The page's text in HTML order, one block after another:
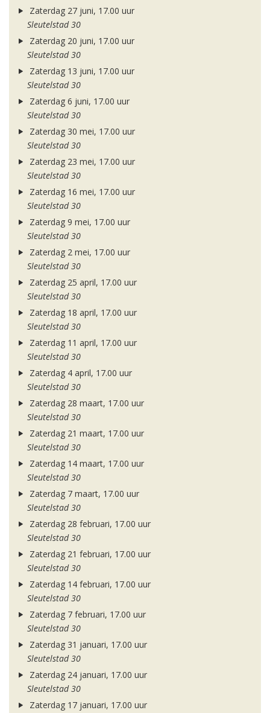
Zaterdag 27 juni, 17.00 uur
Sleutelstad 30
Zaterdag 20 juni, 17.00 uur
Sleutelstad 30
Zaterdag 13 juni, 17.00 uur
Sleutelstad 30
Zaterdag 6 juni, 17.00 uur
Sleutelstad 30
Zaterdag 30 mei, 17.00 uur
Sleutelstad 30
Zaterdag 23 mei, 17.00 uur
Sleutelstad 30
Zaterdag 16 mei, 17.00 uur
Sleutelstad 30
Zaterdag 9 mei, 17.00 uur
Sleutelstad 30
Zaterdag 2 mei, 17.00 uur
Sleutelstad 30
Zaterdag 25 april, 17.00 uur
Sleutelstad 30
Zaterdag 18 april, 17.00 uur
Sleutelstad 30
Zaterdag 11 april, 17.00 uur
Sleutelstad 30
Zaterdag 4 april, 17.00 uur
Sleutelstad 30
Zaterdag 28 maart, 17.00 uur
Sleutelstad 30
Zaterdag 21 maart, 17.00 uur
Sleutelstad 30
Zaterdag 14 maart, 17.00 uur
Sleutelstad 30
Zaterdag 7 maart, 17.00 uur
Sleutelstad 30
Zaterdag 28 februari, 17.00 uur
Sleutelstad 30
Zaterdag 21 februari, 17.00 uur
Sleutelstad 30
Zaterdag 14 februari, 17.00 uur
Sleutelstad 30
Zaterdag 7 februari, 17.00 uur
Sleutelstad 30
Zaterdag 31 januari, 17.00 uur
Sleutelstad 30
Zaterdag 24 januari, 17.00 uur
Sleutelstad 30
Zaterdag 17 januari, 17.00 uur